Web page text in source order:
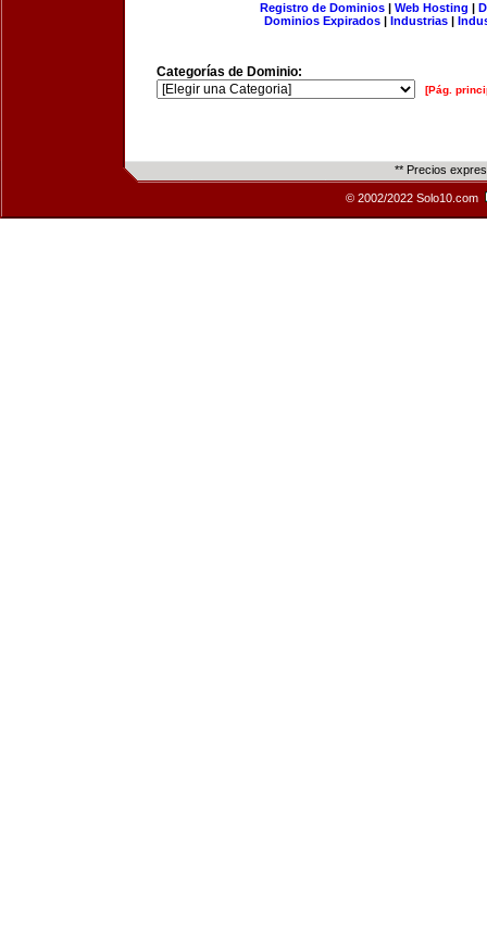
Registro de Dominios| Web Hosting |
Dominios Expirados | Industrias |
Categorías de Dominio:
[Pág.
** Precios
© 2002/2022 Solo10.com